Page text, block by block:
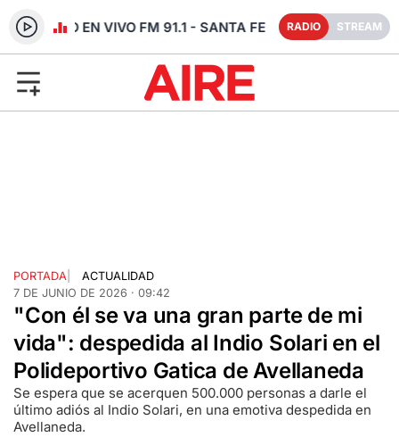
RADIO EN VIVO FM 91.1 - SANTA FE RADIO STREAM
PORTADA
ACTUALIDAD
7 DE JUNIO DE 2026 · 09:42
"Con él se va una gran parte de mi
vida": despedida al Indio Solari en el
Polideportivo Gatica de Avellaneda
Se espera que se acerquen 500.000 personas a darle el
último adiós al Indio Solari, en una emotiva despedida en
Avellaneda.